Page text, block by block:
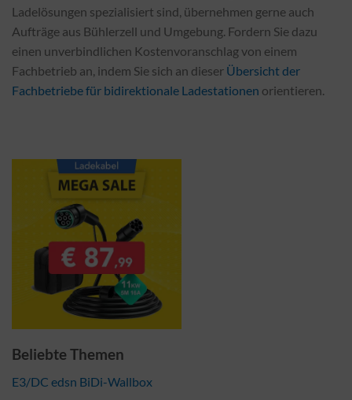
Ladelösungen spezialisiert sind, übernehmen gerne auch
Aufträge aus Bühlerzell und Umgebung. Fordern Sie dazu
einen unverbindlichen Kostenvoranschlag von einem
Fachbetrieb an, indem Sie sich an dieser Übersicht der
Fachbetriebe für bidirektionale Ladestationen orientieren.
Beliebte Themen
E3/DC edsn BiDi-Wallbox